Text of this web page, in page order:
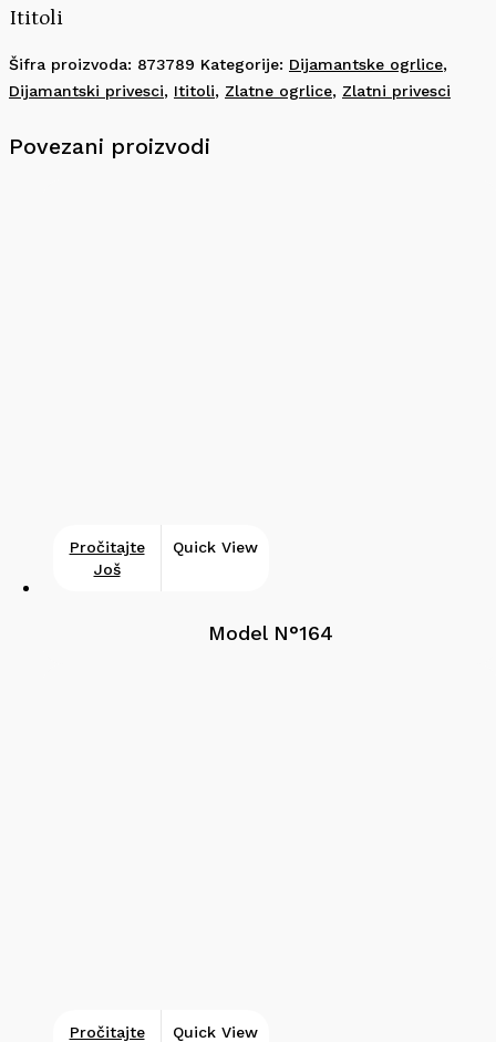
Ititoli
Šifra proizvoda: 873789 Kategorije: Dijamantske ogrlice,
Dijamantski privesci, Ititoli, Zlatne ogrlice, Zlatni privesci
Povezani proizvodi
Pročitajte
Još
Quick View
Model N°164
Pročitajte Quick View